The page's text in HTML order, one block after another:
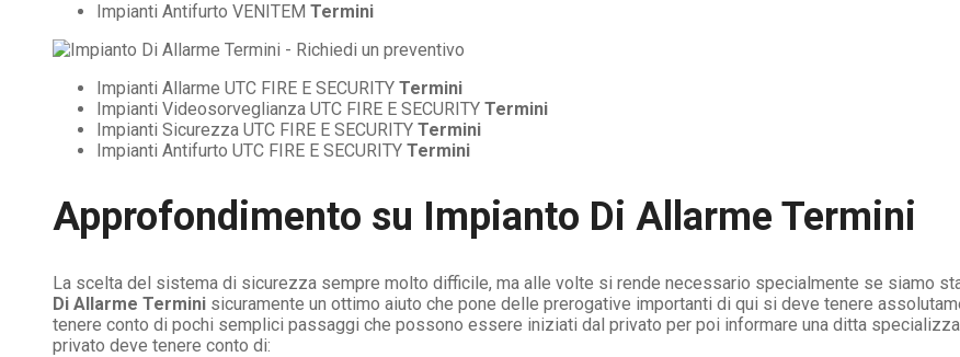
Impianti Antifurto VENITEM Termini
Impianti Allarme UTC FIRE E SECURITY Termini
Impianti Videosorveglianza UTC FIRE E SECURITY Termini
Impianti Sicurezza UTC FIRE E SECURITY Termini
Impianti Antifurto UTC FIRE E SECURITY Termini
Approfondimento su Impianto Di Allarme Termini
La scelta del sistema di sicurezza sempre molto difficile, ma alle volte si rende necessario specialmente se siamo
Di Allarme Termini sicuramente un ottimo aiuto che pone delle prerogative importanti di qui si deve tenere
tenere conto di pochi semplici passaggi che possono essere iniziati dal privato per poi informare una ditta
privato deve tenere conto di: